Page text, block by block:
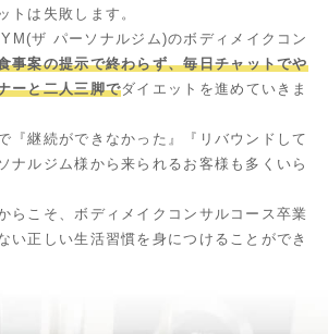
トは失敗します。
ザ パーソナルジム)のボディメイクコン
事案の提示で終わらず、毎日チャットでや
ーと二人三脚でダイエットを進めていきま
『継続ができなかった』『リバウンドして
ナルジム様から来られるお客様も多くいら
らこそ、ボディメイクコンサルコース卒業
い正しい生活習慣を身につけることができ